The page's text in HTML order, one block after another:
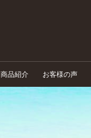
商品紹介 お客様の声